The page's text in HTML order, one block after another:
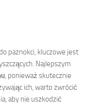
paznokci, kluczowe jest
Najlepszym
, ponieważ skutecznie
ich, warto zwrócić
aby nie uszkodzić